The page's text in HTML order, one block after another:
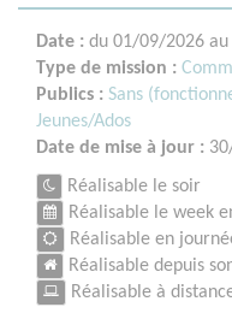
Date : du 01/09/2026
Type de mission :
Publics : Sans
Jeunes/Ados
Date de mise à jour :
Réalisable le soir
Réalisable le week
Réalisable en
Réalisable depuis
Réalisable à